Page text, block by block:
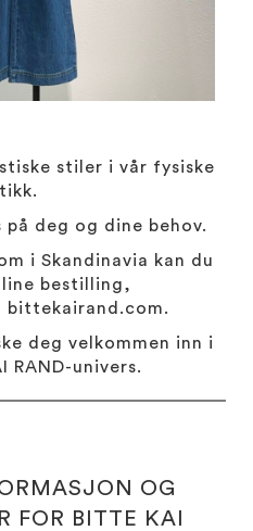
stiler i vår fysiske
deg og dine behov.
i Skandinavia kan du
bestilling,
bittekairand.com.
deg velkommen inn i
RAND-univers.
OG
FOR BITTE KAI